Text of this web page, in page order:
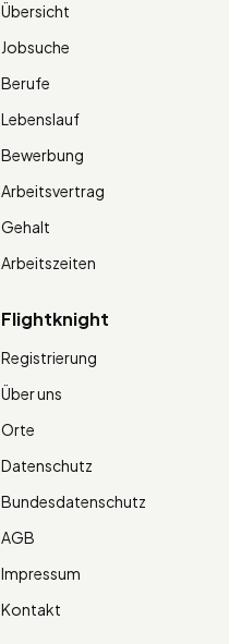
Übersicht
Jobsuche
Berufe
Lebenslauf
Bewerbung
Arbeitsvertrag
Gehalt
Arbeitszeiten
Flightknight
Registrierung
Über uns
Orte
Datenschutz
Bundesdatenschutz
AGB
Impressum
Kontakt